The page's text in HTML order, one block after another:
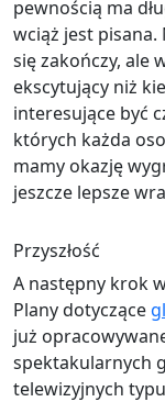
pewnością ma
wciąż jest
się zakończy, ale
ekscytujący niż
interesujące być
których każda
mamy okazję
jeszcze lepsze
Przyszłość
A następny krok
Plany dotyczące
już
spektakularnych
telewizyjnych